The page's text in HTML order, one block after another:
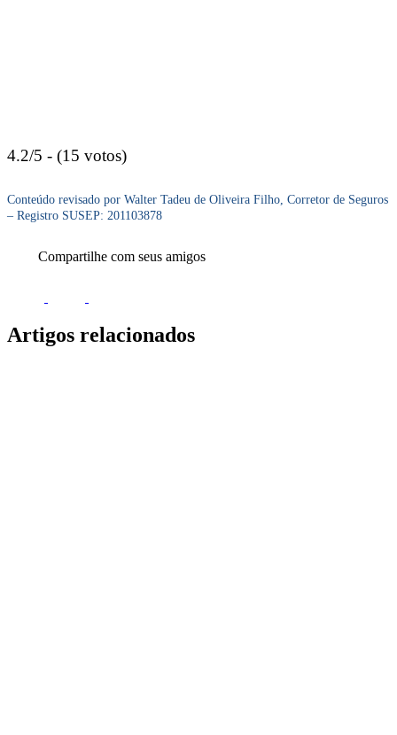
4.2/5 - (15 votos)
Conteúdo revisado por Walter Tadeu de Oliveira Filho, Corretor de Seguros
– Registro SUSEP: 201103878
Compartilhe com seus amigos
Artigos relacionados